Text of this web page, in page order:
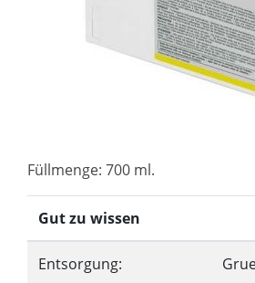
Füllmenge: 700 ml.
Gut zu wissen
Entsorgung: